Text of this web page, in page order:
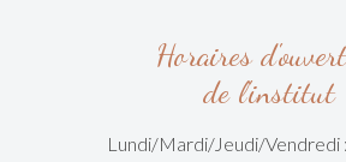
Horaires
de l'institut
Lundi/Mardi/Jeudi/Vendredi :